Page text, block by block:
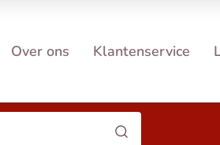
Over ons Klantenservice